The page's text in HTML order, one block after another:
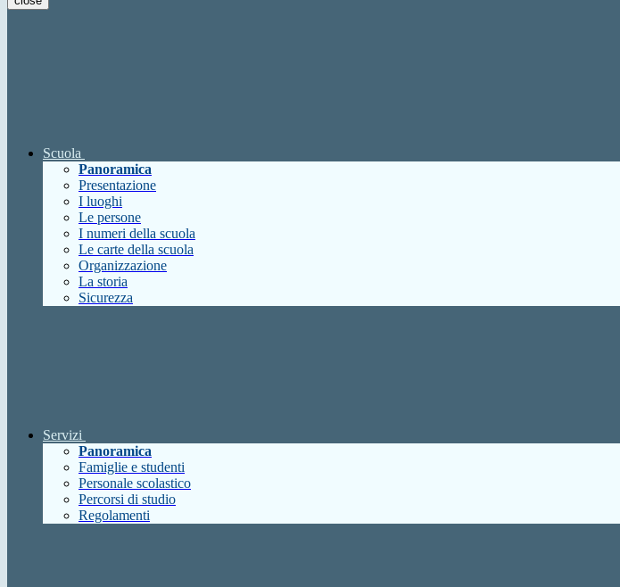
Scuola
Panoramica
Presentazione
I luoghi
Le persone
I numeri della scuola
Le carte della scuola
Organizzazione
La storia
Sicurezza
Servizi
Panoramica
Famiglie e studenti
Personale scolastico
Percorsi di studio
Regolamenti